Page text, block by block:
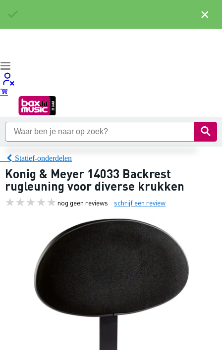
Statief-onderdelen
Konig & Meyer 14033 Backrest
rugleuning voor diverse krukken
nog geen reviews schrijf een review
×